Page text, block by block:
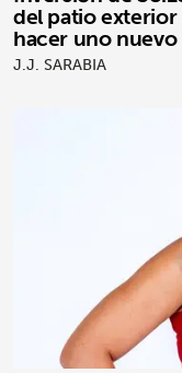
del patio
hacer uno
J.J. SARABIA